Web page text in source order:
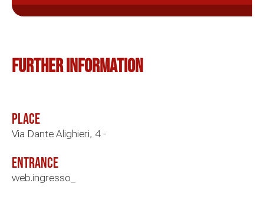
Further information
Place
Via Dante Alighieri, 4 -
Entrance
web.ingresso_